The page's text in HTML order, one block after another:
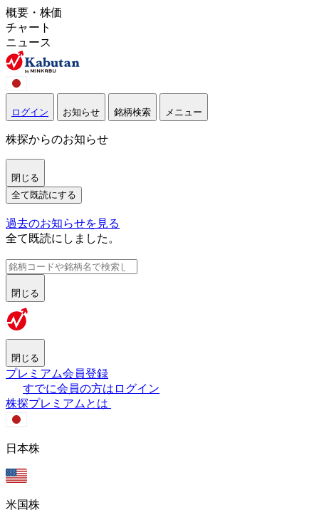
概要・株価
チャート
ニュース
ログイン お知らせ 銘柄検索 メニュー
株探からのお知らせ
閉じる
全て既読にする
過去のお知らせを見る
全て既読にしました。
閉じる
閉じる
プレミアム会員登録
すでに会員の方はログイン
株探プレミアムとは
日本株
米国株